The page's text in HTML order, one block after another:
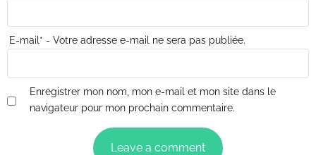
E-mail * - Votre adresse e-mail ne sera pas publiée.
Enregistrer mon nom, mon e-mail et mon site dans le
navigateur pour mon prochain commentaire.